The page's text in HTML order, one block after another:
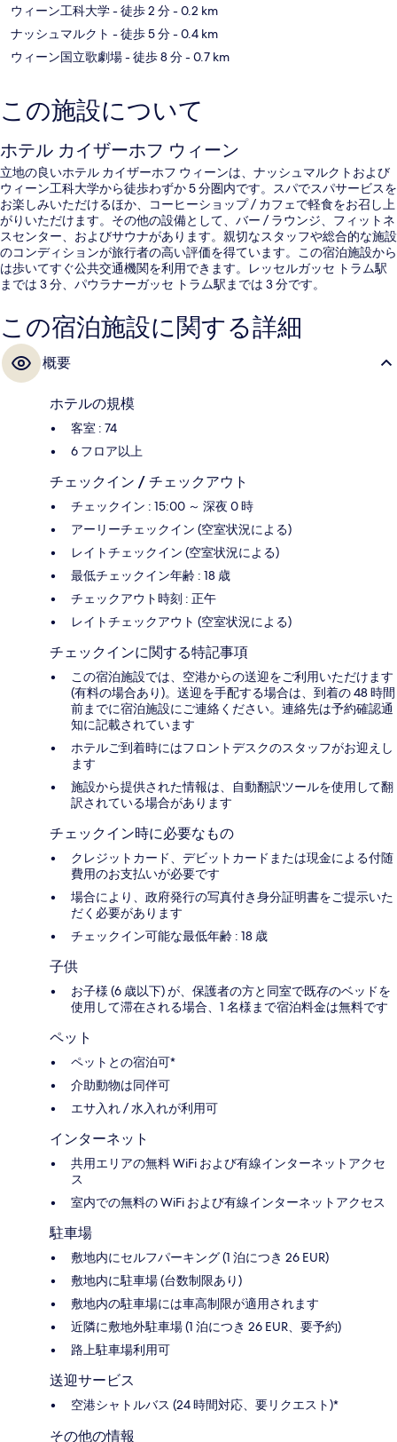
ウィーン工科大学- 徒歩 2 分- 0.2 km
ナッシュマルクト - 徒歩 5 分- 0.4 km
ウィーン国立歌劇場- 徒歩 8 分- 0.7 km
この施設について
ホテル カイザーホフ ウィーン
立地の良いホテル カイザーホフ ウィーンは、ナッシュマルクトおよび
ウィーン工科大学から徒歩わずか 5 分圏内です。スパでスパサービスを
お楽しみいただけるほか、コーヒーショップ / カフェで軽食をお召し上
がりいただけます。その他の設備として、バー / ラウンジ、フィットネ
スセンター、およびサウナがあります。親切なスタッフや総合的な施設
のコンディションが旅行者の高い評価を得ています。この宿泊施設から
は歩いてすぐ公共交通機関を利用できます。レッセルガッセ トラム駅
までは 3 分、パウラナーガッセ トラム駅までは 3 分です。
この宿泊施設に関する詳細
概要
ホテルの規模
客室 : 74
6 フロア以上
チェックイン / チェックアウト
チェックイン : 15:00 ～ 深夜 0 時
アーリーチェックイン (空室状況による)
レイトチェックイン (空室状況による)
最低チェックイン年齢 : 18 歳
チェックアウト時刻 : 正午
レイトチェックアウト (空室状況による)
チェックインに関する特記事項
この宿泊施設では、空港からの送迎をご利用いただけます
(有料の場合あり)。送迎を手配する場合は、到着の 48 時間
前までに宿泊施設にご連絡ください。連絡先は予約確認通
知に記載されています
ホテルご到着時にはフロントデスクのスタッフがお迎えし
ます
施設から提供された情報は、自動翻訳ツールを使用して翻
訳されている場合があります
チェックイン時に必要なもの
クレジットカード、デビットカードまたは現金による付随
費用のお支払いが必要です
場合により、政府発行の写真付き身分証明書をご提示いた
だく必要があります
チェックイン可能な最低年齢 : 18 歳
子供
お子様 (6 歳以下) が、保護者の方と同室で既存のベッドを
使用して滞在される場合、1 名様まで宿泊料金は無料です
ペット
ペットとの宿泊可*
介助動物は同伴可
エサ入れ / 水入れが利用可
インターネット
共用エリアの無料 WiFi および有線インターネットアクセ
ス
室内での無料の WiFi および有線インターネットアクセス
駐車場
敷地内にセルフパーキング (1 泊につき 26 EUR)
敷地内に駐車場 (台数制限あり)
敷地内の駐車場には車高制限が適用されます
近隣に敷地外駐車場 (1 泊につき 26 EUR、要予約)
路上駐車場利用可
送迎サービス
空港シャトルバス (24 時間対応、要リクエスト)*
その他の情報